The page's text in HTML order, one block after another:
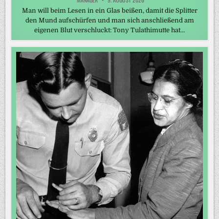
Man will beim Lesen in ein Glas beißen, damit die Splitter
den Mund aufschürfen und man sich anschließend am
eigenen Blut verschluckt: Tony Tulathimutte hat…